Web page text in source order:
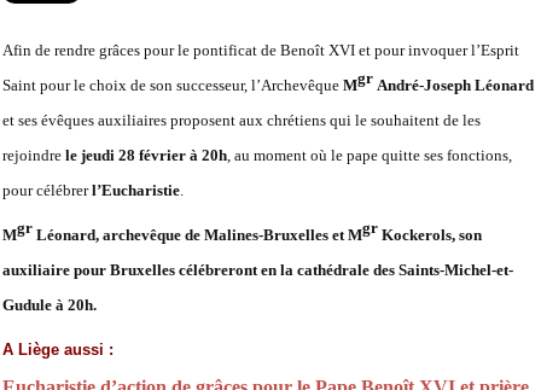
Afin de rendre grâces pour le pontificat de Benoît XVI et pour invoquer l’Esprit
Saint pour le choix de son successeur, l’Archevêque Mgr André-Joseph Léonard
et ses évêques auxiliaires proposent aux chrétiens qui le souhaitent de les
rejoindre le jeudi 28 février à 20h , au moment où le pape quitte ses fonctions,
pour célébrerl’Eucharistie
Mgr Léonard, archevêque de Malines-Bruxelles et Mgr Kockerols, son
auxiliaire pour Bruxelles célébreront en la cathédrale des Saints-Michel-et-
Gudule à 20h.
A Liège aussi :